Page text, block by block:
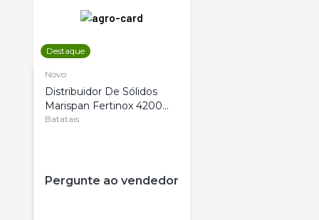
Destaque
Novo
Distribuidor De Sólidos
Marispan Fertinox 4200
Citrus
Batatais
Pergunte ao vendedor